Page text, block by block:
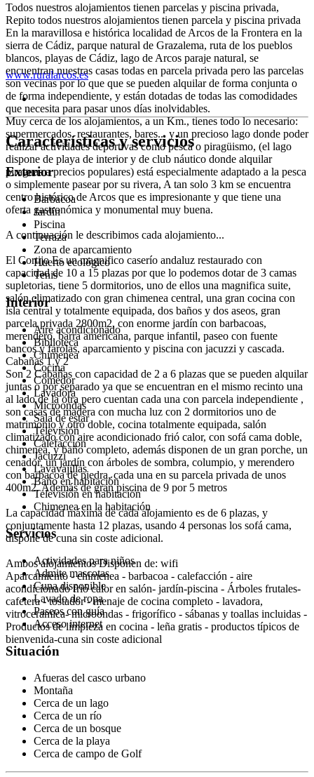
Todos nuestros alojamientos tienen parcelas y piscina privada,
Repito todos nuestros alojamientos tienen parcela y piscina privada
En la maravillosa e histórica localidad de Arcos de la Frontera en la
sierra de Cádiz, parque natural de Grazalema, ruta de los pueblos
blancos, playas de Cádiz, lago de Arcos paraje natural, se
encuentran nuestras casas todas en parcela privada pero las parcelas
son vecinas por lo que que se pueden alquilar de forma conjunta o
de forma independiente, y están dotadas de todas las comodidades
que necesita para pasar unos días inolvidables.
Muy cerca de los alojamientos, a un Km., tienes todo lo necesario:
supermercados, restaurantes, bares... y un precioso lago donde poder
realizar actividades deportivas como pesca o piragüismo, (el lago
dispone de playa de interior y de club náutico donde alquilar
piraguas a precios populares) está especialmente adaptado a la pesca
o simplemente pasear por su rivera, A tan solo 3 km se encuentra
centro histórico de Arcos que es impresionante y que tiene una
oferta gastronómica y monumental muy buena.
A continuación le describimos cada alojamiento...
El Cortijo Es un magnifico caserío andaluz restaurado con
capacidad de 10 a 15 plazas por que lo podemos dotar de 3 camas
supletorias, tiene 5 dormitorios, uno de ellos una magnifica suite,
salón climatizado con gran chimenea central, una gran cocina con
isla central y totalmente equipada, dos baños y dos aseos, gran
parcela privada 2800m2, con enorme jardín con barbacoas,
merendero, barra americana, parque infantil, paseo con fuente
bancos y farolas, aparcamiento y piscina con jacuzzi y cascada.
Cabañas 1 y 2
Son 2 Cabañas con capacidad de 2 a 6 plazas que se pueden alquilar
juntas o por separado ya que se encuentran en el mismo recinto una
al lado de la otra pero cuentan cada una con parcela independiente ,
son casas de madera con mucha luz con 2 dormitorios uno de
matrimonio y otro doble, cocina totalmente equipada, salón
climatizado con aire acondicionado frió calor, con sofá cama doble,
chimenea, y baño completo, además disponen de un gran porche, un
cenador, un jardín con árboles de sombra, columpio, y merendero
con barbacoa de piedra, cada una en su parcela privada de unos
400m2. Además de gran piscina de 9 por 5 metros
La capacidad máxima de cada alojamiento es de 6 plazas, y
conjuntamente hasta 12 plazas, usando 4 personas los sofá cama,
dispone de cuna sin coste adicional.
Ambos alojamientos Disponen de: wifi
Aparcamiento - chimenea - barbacoa - calefacción - aire
acondicionado frió calor en salón- jardín-piscina - Árboles frutales-
cafetera - tostador - menaje de cocina completo - lavadora,
vitroceramica- microondas - frigorífico - sábanas y toallas incluidas -
Productos de limpieza en cocina - leña gratis - productos típicos de
bienvenida-cuna sin coste adicional
www.ruralarcos.es
Características y servicios
Exterior
Barbacoa
Jardín
Piscina
Terraza
Zona de aparcamiento
Huerto ecológico
Tenis
Interior
Aire acondicionado
Biblioteca
Chimenea
Cocina
Comedor
Lavadora
Microondas
Sala de estar
Televisión
Calefacción
Jacuzzi
Lavavajillas
Baño en habitación
Televisión en habitación
Chimenea en la habitación
Servicios
Actividades para niños
Admite mascotas
Cuna disponible
Lavado de ropa
Paseos con guía
Acceso internet
Situación
Afueras del casco urbano
Montaña
Cerca de un lago
Cerca de un río
Cerca de un bosque
Cerca de la playa
Cerca de campo de Golf